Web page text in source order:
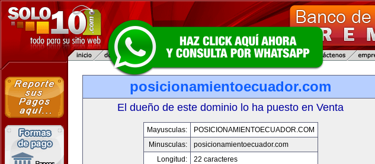
posicionamientoecuador.com
El dueño de este dominio lo ha puesto en Venta
Mayusculas:
POSICIONAMIENTOECUADOR.COM
Minusculas:
posicionamientoecuador.com
Longitud:
22 caracteres